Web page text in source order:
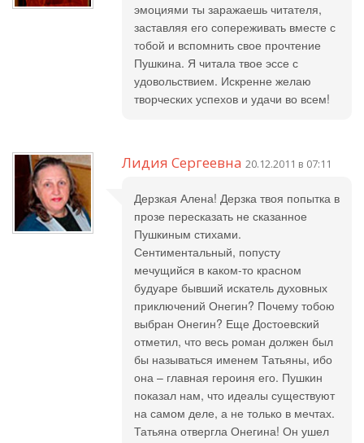
эмоциями ты заражаешь читателя,
заставляя его сопереживать вместе с
тобой и вспомнить свое прочтение
Пушкина. Я читала твое эссе с
удовольствием. Искренне желаю
творческих успехов и удачи во всем!
Лидия Сергеевна 20.12.2011 в 07:11
Дерзкая Алена! Дерзка твоя попытка в
прозе пересказать не сказанное
Пушкиным стихами.
Сентиментальный, попусту
мечущийся в каком-то красном
будуаре бывший искатель духовных
приключений Онегин? Почему тобою
выбран Онегин? Еще Достоевский
отметил, что весь роман должен был
бы называться именем Татьяны, ибо
она – главная героиня его. Пушкин
показал нам, что идеалы существуют
на самом деле, а не только в мечтах.
Татьяна отвергла Онегина! Он ушел